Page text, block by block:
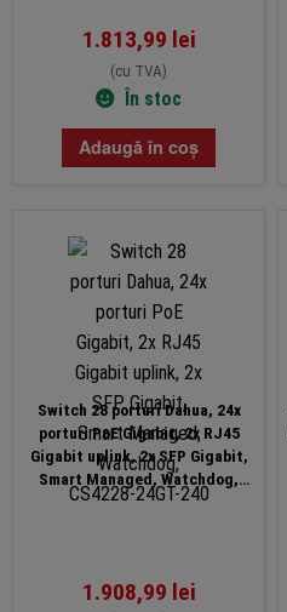
1.813,99 lei
(cu TVA)
În stoc
Adaugă în coș
Switch 28 porturi Dahua, 24x
porturi PoE Gigabit, 2x RJ45
Gigabit uplink, 2x SFP Gigabit,
Smart Managed, Watchdog,
CS4228-24GT-240
1.908,99 lei